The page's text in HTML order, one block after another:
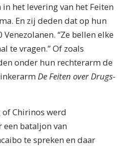
het levering van het Feiten
En zij deden dat op hun
Venezolanen. “Ze bellen elke
te vragen.” Of zoals
onder hun rechterarm de
De Feiten over Drugs-
Chirinos werd
bataljon van
te spreken en daar